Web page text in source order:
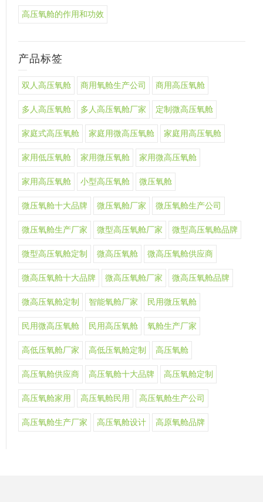
高压氧舱的作用和功效
产品标签
双人高压氧舱 商用氧舱生产公司 商用高压氧舱
多人高压氧舱 多人高压氧舱厂家 定制微高压氧舱
家庭式高压氧舱 家庭用微高压氧舱 家庭用高压氧舱
家用低压氧舱 家用微压氧舱 家用微高压氧舱
家用高压氧舱 小型高压氧舱 微压氧舱
微压氧舱十大品牌 微压氧舱厂家 微压氧舱生产公司
微压氧舱生产厂家 微型高压氧舱厂家 微型高压氧舱品牌
微型高压氧舱定制 微高压氧舱 微高压氧舱供应商
微高压氧舱十大品牌 微高压氧舱厂家 微高压氧舱品牌
微高压氧舱定制 智能氧舱厂家 民用微压氧舱
民用微高压氧舱 民用高压氧舱 氧舱生产厂家
高低压氧舱厂家 高低压氧舱定制 高压氧舱
高压氧舱供应商 高压氧舱十大品牌 高压氧舱定制
高压氧舱家用 高压氧舱民用 高压氧舱生产公司
高压氧舱生产厂家 高压氧舱设计 高原氧舱品牌